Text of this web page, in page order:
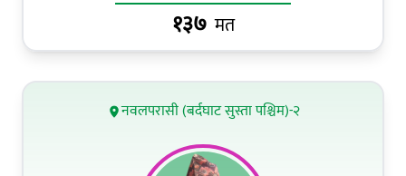
१३७ मत
नवलपरासी (बर्दघाट सुस्ता पश्चिम)-२